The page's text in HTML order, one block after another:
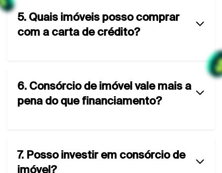
5. Quais imóveis posso comprar
com a carta de crédito?
6. Consórcio de imóvel vale mais a
pena do que financiamento?
7. Posso investir em consórcio de
imóvel?